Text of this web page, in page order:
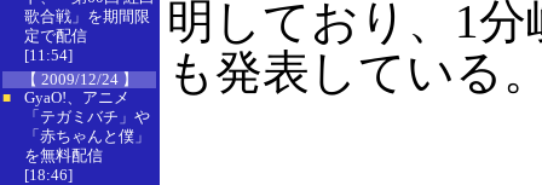
歌合戦」を期間限
定で配信
[11:54]
【 2009/12/24 】
■
GyaO!、アニメ
「テガミバチ」や
「赤ちゃんと僕」
を無料配信
[18:46]
明しており、1
も発表している